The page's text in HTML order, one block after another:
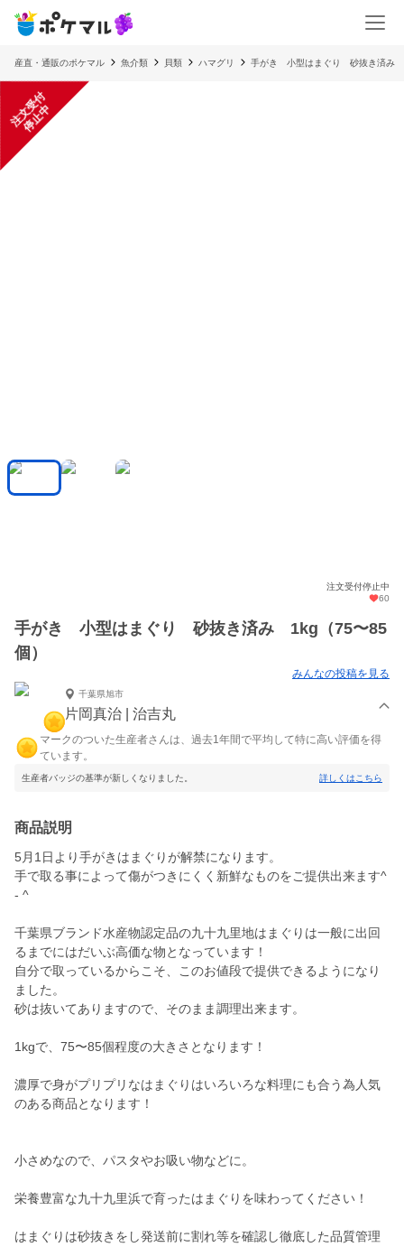
産直・通販のポケマル 魚介類 貝類 ハマグリ 手がき 小型はまぐり 砂抜き済み
注
文
受
付
停
止
中
注文受付停止中
60
手がき 小型はまぐり 砂抜き済み 1kg（75〜85
個）
みんなの投稿を見る
千葉県旭市
片岡真治 | 治吉丸
マークのついた生産者さんは、過去1年間で平均して特に高い評価を得
ています。
生産者バッジの基準が新しくなりました。 詳しくはこちら
商品説明
5月1日より手がきはまぐりが解禁になります。
手で取る事によって傷がつきにくく新鮮なものをご提供出来ます^
- ^
千葉県ブランド水産物認定品の九十九里地はまぐりは一般に出回
るまでにはだいぶ高価な物となっています！
自分で取っているからこそ、このお値段で提供できるようになり
ました。
砂は抜いてありますので、そのまま調理出来ます。
1kgで、75〜85個程度の大きさとなります！
濃厚で身がプリプリなはまぐりはいろいろな料理にも合う為人気
のある商品となります！
小さめなので、パスタやお吸い物などに。
栄養豊富な九十九里浜で育ったはまぐりを味わってください！
はまぐりは砂抜きをし発送前に割れ等を確認し徹底した品質管理